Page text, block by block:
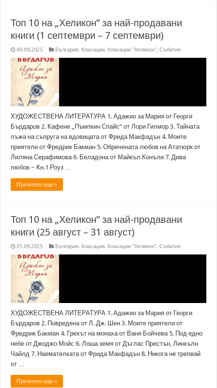
Топ 10 на „Хеликон” за най-продавани
книги (1 септември – 7 септември)
09.09.2025 България, Класации, Класации "Хеликон",Събития
ХУДОЖЕСТВЕНА ЛИТЕРАТУРА 1. Адажио за Мария от Георги
Бърдаров 2. Кафене „Пъмпкин Спайс“ от Лори Гилмор 3. Тайната
лъжа на съпруга на вдовицата от Фрида Макфадън 4. Моите
приятели от Фредрик Бакман 5. Обречената любов на Ататюрк от
Лиляна Серафимова 6. Беладона от Майкъл Конъли 7. Дива
любов − Кн.1 Роуз …
Прочетете още »
Топ 10 на „Хеликон” за най-продавани
книги (25 август – 31 август)
01.09.2025 България, Класации, Класации "Хеликон",Събития
ХУДОЖЕСТВЕНА ЛИТЕРАТУРА 1. Адажио за Мария от Георги
Бърдаров 2. Повредена от Л. Дж. Шен 3. Моите приятели от
Фредрик Бакман 4. Грехът на монаха от Ваня Бойчева 5. Под едно
небе от Джоджо Мойс 6. Лоша земя от Дъглас Престън, Линкълн
Чайлд 7. Наемателката от Фрида Макфадън 8. Никога не трепвай
от …
Прочетете още »